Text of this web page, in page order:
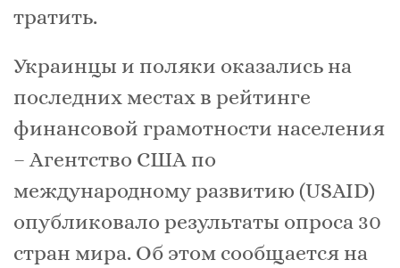
тратить.
Украинцы и поляки оказались на
последних местах в рейтинге
финансовой грамотности населения
– Агентство США по
международному развитию (USAID)
опубликовало результаты опроса 30
стран мира. Об этом сообщается на